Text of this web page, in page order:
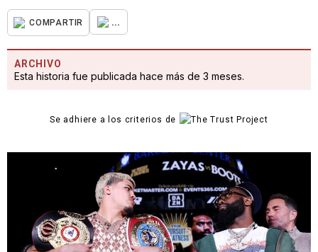
COMPARTIR ...
ARCHIVO
Esta historia fue publicada hace más de 3 meses.
Se adhiere a los criterios de